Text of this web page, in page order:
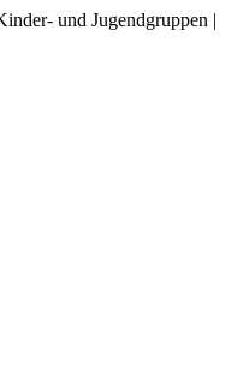
und Jugendgruppen |